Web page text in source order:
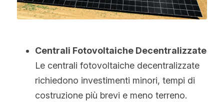
Centrali Fotovoltaiche Decentralizzate
Le centrali fotovoltaiche decentralizzate
richiedono investimenti minori, tempi di
costruzione più brevi e meno terreno.